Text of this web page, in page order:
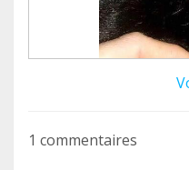
1 commentaires